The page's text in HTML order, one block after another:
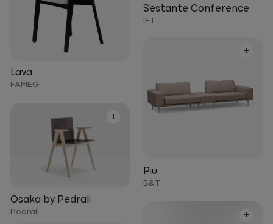
Sestante Conference
IFT
Lava
FAMEG
+
Piu
B&T
+
Osaka by Pedrali
Pedrali +